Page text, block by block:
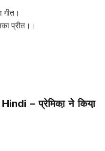
गीत।
प्रीत।।
Hindi –प्रेमिका़ ने किया़